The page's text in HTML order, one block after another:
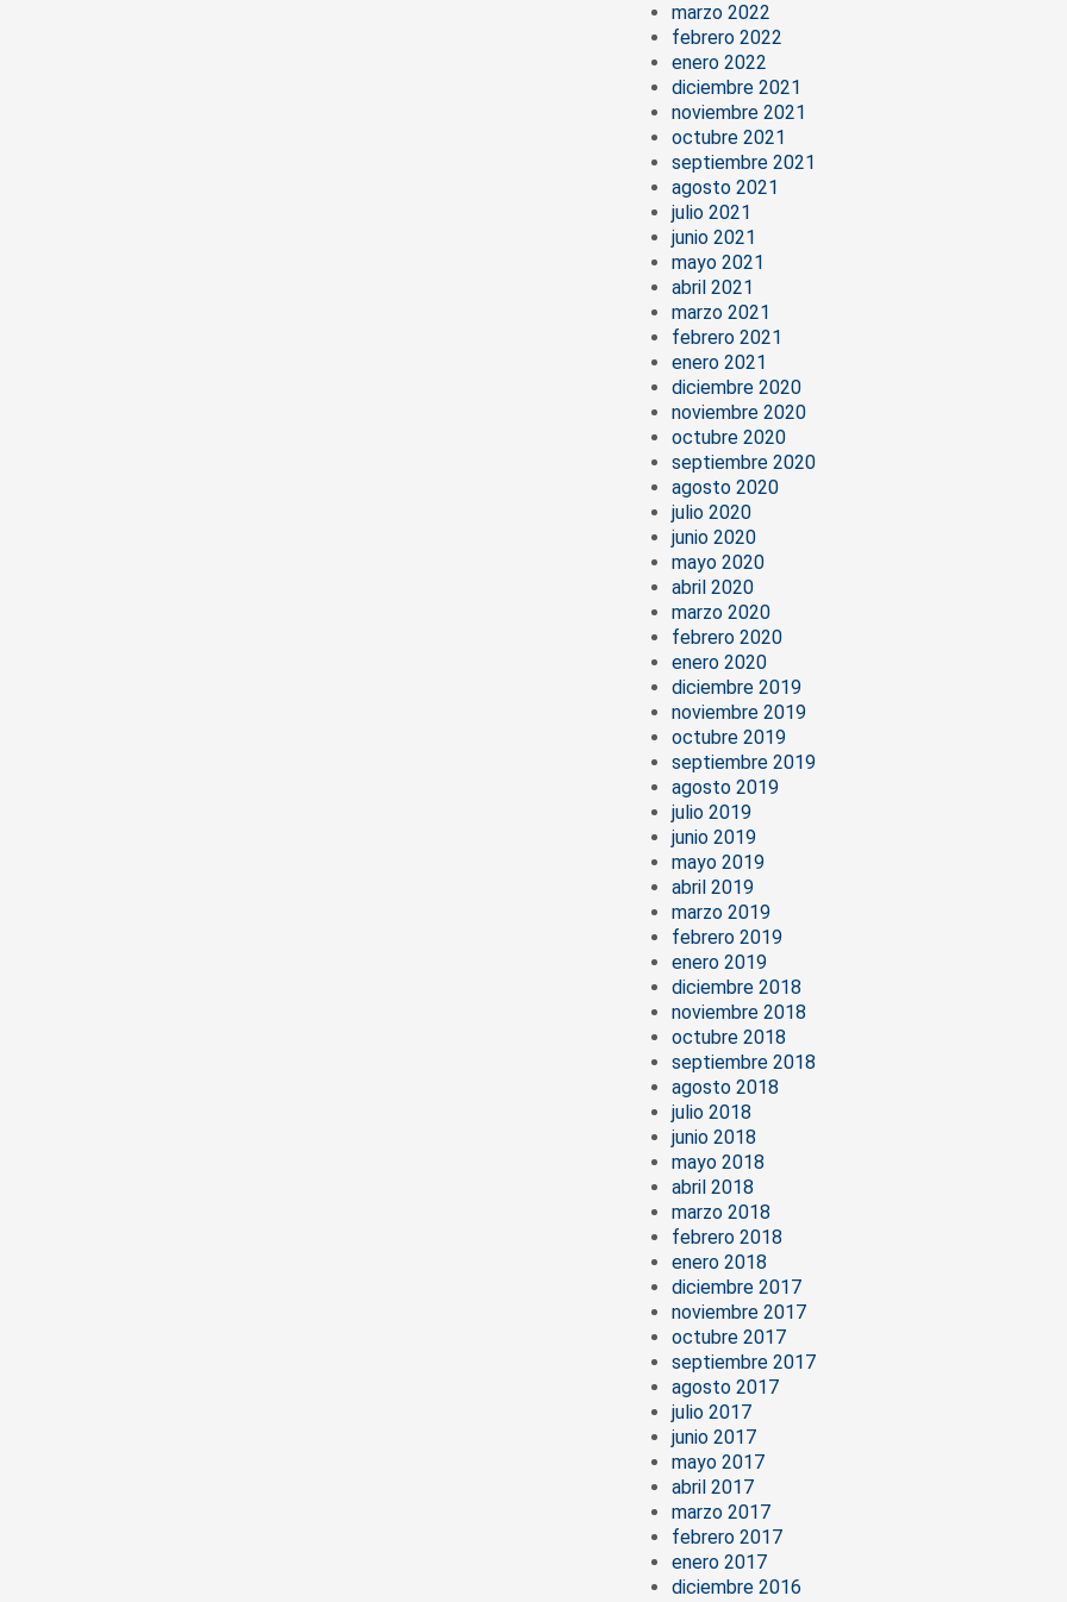
marzo 2022
febrero 2022
enero 2022
diciembre 2021
noviembre 2021
octubre 2021
septiembre 2021
agosto 2021
julio 2021
junio 2021
mayo 2021
abril 2021
marzo 2021
febrero 2021
enero 2021
diciembre 2020
noviembre 2020
octubre 2020
septiembre 2020
agosto 2020
julio 2020
junio 2020
mayo 2020
abril 2020
marzo 2020
febrero 2020
enero 2020
diciembre 2019
noviembre 2019
octubre 2019
septiembre 2019
agosto 2019
julio 2019
junio 2019
mayo 2019
abril 2019
marzo 2019
febrero 2019
enero 2019
diciembre 2018
noviembre 2018
octubre 2018
septiembre 2018
agosto 2018
julio 2018
junio 2018
mayo 2018
abril 2018
marzo 2018
febrero 2018
enero 2018
diciembre 2017
noviembre 2017
octubre 2017
septiembre 2017
agosto 2017
julio 2017
junio 2017
mayo 2017
abril 2017
marzo 2017
febrero 2017
enero 2017
diciembre 2016